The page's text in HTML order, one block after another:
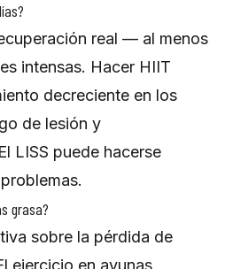
real — al menos
intensas. Hacer HIIT
decreciente en los
de lesión y
LISS puede hacerse
grasa?
sobre la pérdida de
ejercicio en ayunas